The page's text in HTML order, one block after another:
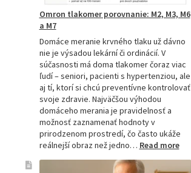
Omron tlakomer porovnanie: M2, M3, M6
a M7
Domáce meranie krvného tlaku už dávno
nie je výsadou lekární či ordinácií. V
súčasnosti má doma tlakomer čoraz viac
ľudí – seniori, pacienti s hypertenziou, ale
aj tí, ktorí si chcú preventívne kontrolovať
svoje zdravie. Najväčšou výhodou
domáceho merania je pravidelnosť a
možnosť zaznamenať hodnoty v
prirodzenom prostredí, čo často ukáže
reálnejší obraz než jedno… Read more: